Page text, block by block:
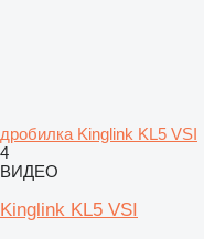
дробилка Kinglink KL5 VSI
4
ВИДЕО
Kinglink KL5 VSI